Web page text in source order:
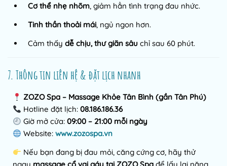
Cơ thể nhẹ nhõm, giảm hẳn tình trạng đau nhức.
Tinh thần thoải mái, ngủ ngon hơn.
Cảm thấy dễ chịu, thư giãn sâu chỉ sau 60 phút.
7. Thông tin liên hệ & đặt lịch nhanh
ZOZO Spa – Massage Khỏe Tân Bình (gần Tân Phú)
Hotline đặt lịch:08.186.186.36
Giờ mở cửa:09:00 – 21:00 mỗi ngày
Website:www.zozospa.vn
Nếu bạn đang bị đau mỏi, căng cứng cơ, hãy thử